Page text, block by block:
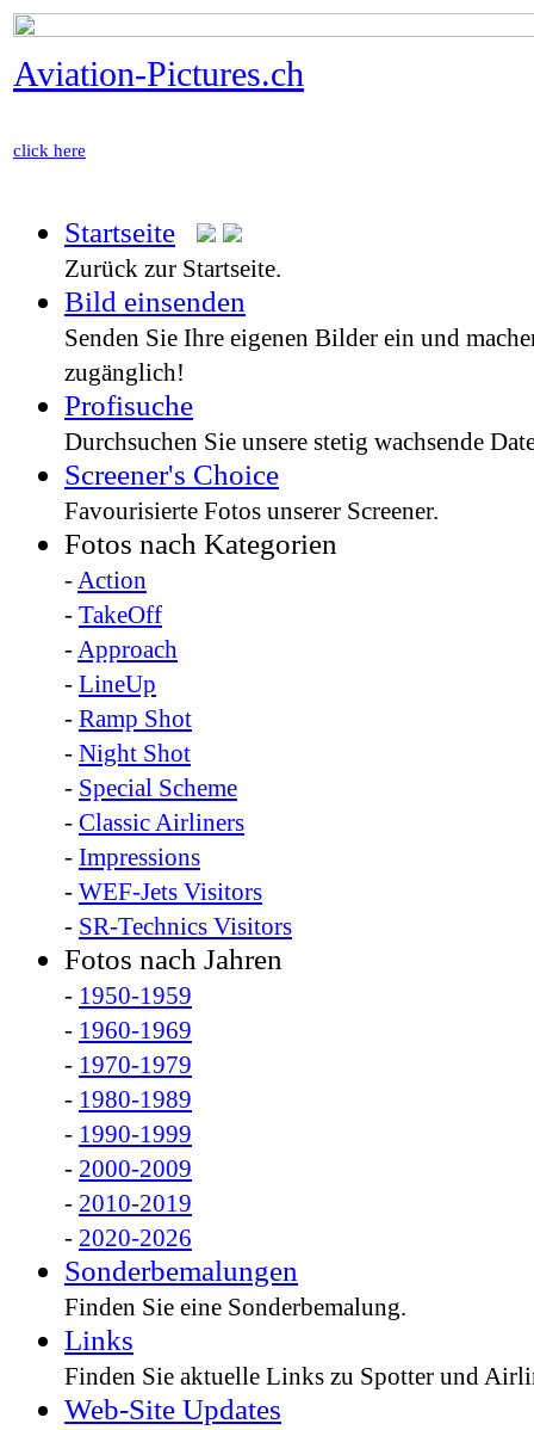
Aviation-Pictures.ch
click here
Startseite
Zurück zur Startseite.
Bild einsenden
Senden Sie Ihre eigenen Bilder ein und
zugänglich!
Profisuche
Durchsuchen Sie unsere stetig wachsende
Screener's Choice
Favourisierte Fotos unserer Screener.
Fotos nach Kategorien
-Action
- TakeOff
-Approach
- LineUp
- Ramp Shot
- Night Shot
- Special Scheme
- Classic Airliners
- Impressions
- WEF-Jets Visitors
- SR-Technics Visitors
Fotos nach Jahren
- 1950-1959
- 1960-1969
- 1970-1979
- 1980-1989
- 1990-1999
- 2000-2009
- 2010-2019
- 2020-2026
Sonderbemalungen
Finden Sie eine Sonderbemalung.
Links
Finden Sie aktuelle Links zu Spotter und
Web-Site Updates